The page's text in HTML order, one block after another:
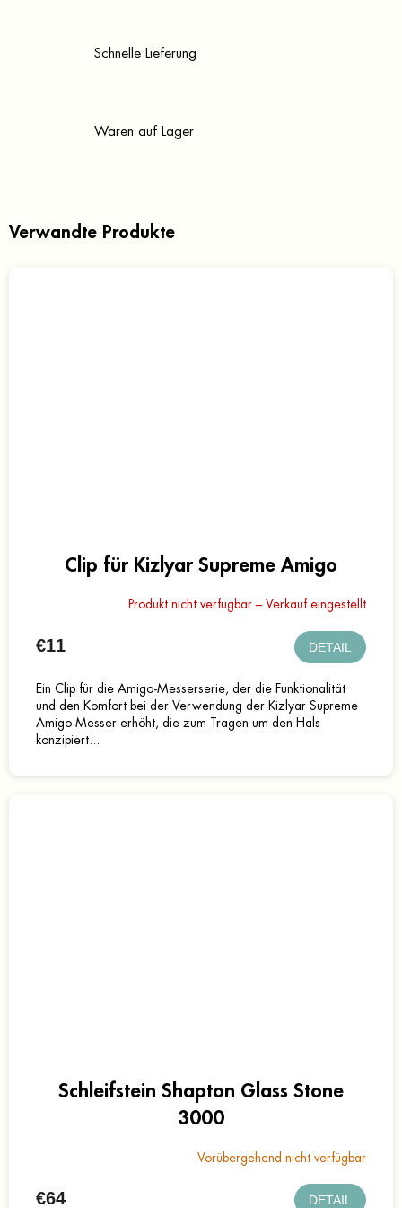
Schnelle Lieferung
Waren auf Lager
Verwandte Produkte
Clip für Kizlyar Supreme Amigo
Produkt nicht verfügbar – Verkauf eingestellt
€11 DETAIL
Ein Clip für die Amigo-Messerserie, der die Funktionalität
und den Komfort bei der Verwendung der Kizlyar Supreme
Amigo-Messer erhöht, die zum Tragen um den Hals
konzipiert...
Schleifstein Shapton Glass Stone
3000
Vorübergehend nicht verfügbar
€64 DETAIL